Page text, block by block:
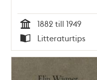
Tid
1882 till 1949
Typ
Litteraturtips